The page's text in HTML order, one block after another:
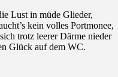
Lust in müde Glieder,
kein volles Portmonee,
trotz leerer Därme nieder
Glück auf dem WC.